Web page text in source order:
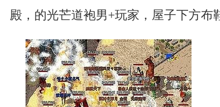
殿，的光芒道袍男+玩家，屋子下方布